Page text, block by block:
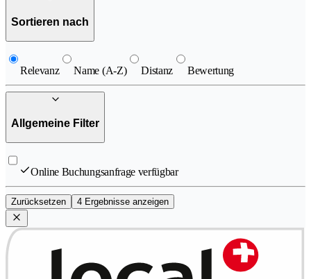
Sortieren nach
Relevanz Name (A-Z) Distanz Bewertung
Allgemeine Filter
Online Buchungsanfrage verfügbar
Zurücksetzen 4 Ergebnisse anzeigen